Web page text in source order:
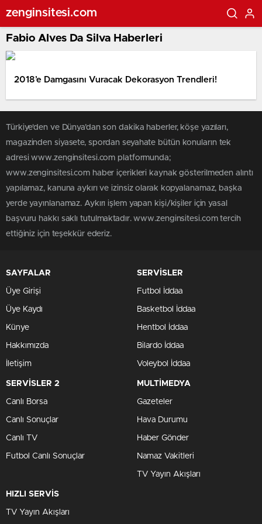
zenginsitesi.com
Fabio Alves Da Silva Haberleri
2018’e Damgasını Vuracak Dekorasyon Trendleri!
Türkiye'den ve Dünya’dan son dakika haberler, köşe yazıları,
magazinden siyasete, spordan seyahate bütün konuların tek
adresi www.zenginsitesi.com platformunda;
www.zenginsitesi.com haber içerikleri kaynak gösterilmeden alıntı
yapılamaz, kanuna aykırı ve izinsiz olarak kopyalanamaz, başka
yerde yayınlanamaz. Aykırı işlem yapan kişi/kişiler için yasal
başvuru hakkı saklı tutulmaktadır. www.zenginsitesi.com tercih
ettiğiniz için teşekkür ederiz.
SAYFALAR
Üye Girişi
Üye Kaydı
Künye
Hakkımızda
İletişim
SERVİSLER
Futbol İddaa
Basketbol İddaa
Hentbol İddaa
Bilardo İddaa
Voleybol İddaa
SERVİSLER 2
Canlı Borsa
Canlı Sonuçlar
Canlı TV
Futbol Canlı Sonuçlar
MULTİMEDYA
Gazeteler
Hava Durumu
Haber Gönder
Namaz Vakitleri
TV Yayın Akışları
HIZLI SERVİS
TV Yayın Akışları